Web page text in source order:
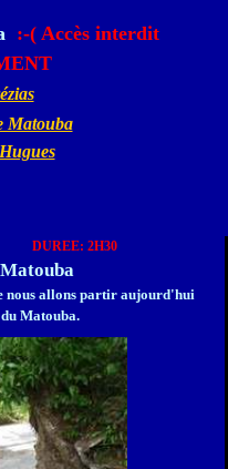
:-( Accès interdit
Matouba
DUREE: 2H30
nous allons partir aujourd'hui
Matouba.